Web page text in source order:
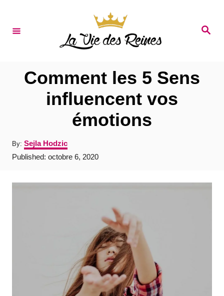
S
Comment les 5 Sens
influencent vos
émotions
By: A
u
t
o
Sejla Hodzic
P
Published: octobre 6, 2020